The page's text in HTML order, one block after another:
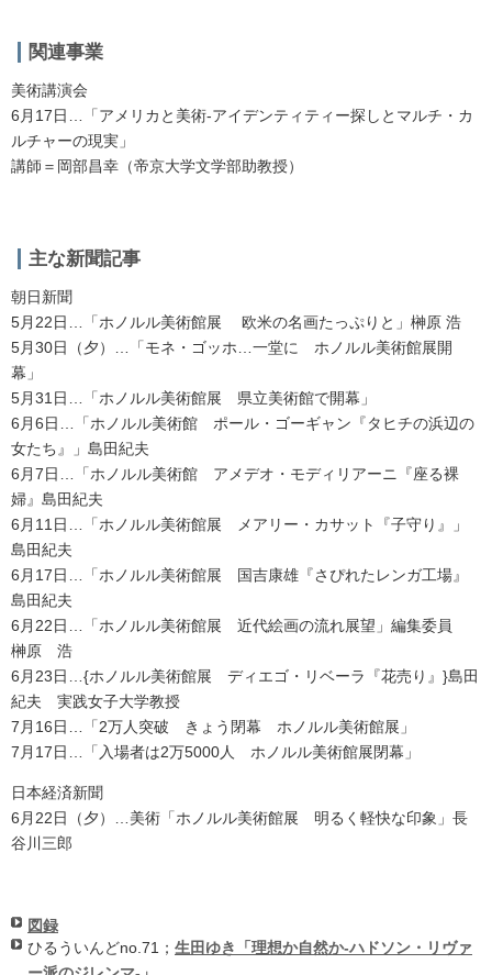
関連事業
美術講演会
6月17日…「アメリカと美術‐アイデンティティー探しとマルチ・カ
ルチャーの現実」
講師＝岡部昌幸（帝京大学文学部助教授）
主な新聞記事
朝日新聞
5月22日…「ホノルル美術館展 欧米の名画たっぷりと」榊原 浩
5月30日（夕）…「モネ・ゴッホ…一堂に ホノルル美術館展開
幕」
5月31日…「ホノルル美術館展 県立美術館で開幕」
6月6日…「ホノルル美術館 ポール・ゴーギャン『タヒチの浜辺の
女たち』」島田紀夫
6月7日…「ホノルル美術館 アメデオ・モディリアーニ『座る裸
婦』島田紀夫
6月11日…「ホノルル美術館展 メアリー・カサット『子守り』」
島田紀夫
6月17日…「ホノルル美術館展 国吉康雄『さぴれたレンガ工場』
島田紀夫
6月22日…「ホノルル美術館展 近代絵画の流れ展望」編集委員
榊原 浩
6月23日…{ホノルル美術館展 ディエゴ・リベーラ『花売り』}島田
紀夫 実践女子大学教授
7月16日…「2万人突破 きょう閉幕 ホノルル美術館展」
7月17日…「入場者は2万5000人 ホノルル美術館展閉幕」
日本経済新聞
6月22日（夕）…美術「ホノルル美術館展 明るく軽快な印象」長
谷川三郎
図録
ひるういんどno.71； 生田ゆき「理想か自然か-ハドソン・リヴァ